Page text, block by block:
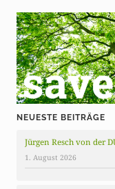
NEUESTE BEITRÄGE
Jürgen Resch von der
1. August 2026